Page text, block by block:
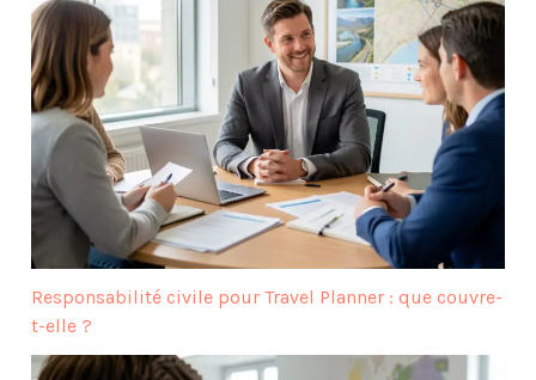
Responsabilité civile pour Travel Planner : que couvre-
t-elle ?